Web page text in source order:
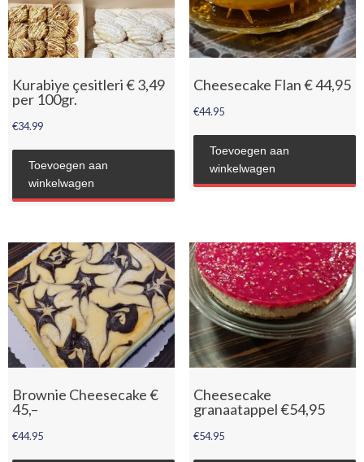
Kurabiye çesitleri € 3,49
per 100gr.
€34.99
Toevoegen aan
winkelwagen
Cheesecake Flan € 44,95
€44.95
Toevoegen aan
winkelwagen
Brownie Cheesecake €
45,–
€44.95
Cheesecake
granaatappel €54,95
€54.95